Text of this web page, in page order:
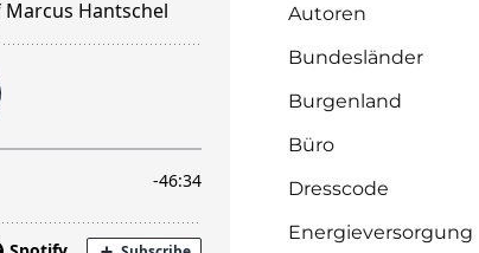
Autoren
Bundesländer
Burgenland
Büro
Dresscode
Energieversorgung